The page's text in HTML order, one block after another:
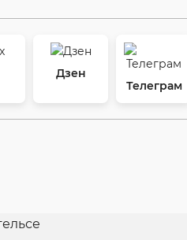
Дзен
Телеграм